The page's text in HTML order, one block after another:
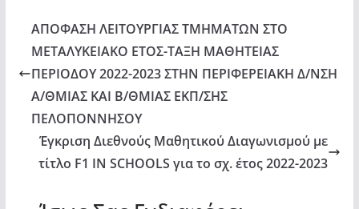
ΑΠΟΦΑΣΗ ΛΕΙΤΟΥΡΓΙΑΣ ΤΜΗΜΑΤΩΝ ΣΤΟ
ΜΕΤΑΛΥΚΕΙΑΚΟ ΕΤΟΣ-ΤΑΞΗ ΜΑΘΗΤΕΙΑΣ
ΠΕΡΙΟΔΟΥ 2022-2023 ΣΤΗΝ ΠΕΡΙΦΕΡΕΙΑΚΗ Δ/ΝΣΗ
Α/ΘΜΙΑΣ ΚΑΙ Β/ΘΜΙΑΣ ΕΚΠ/ΣΗΣ
ΠΕΛΟΠΟΝΝΗΣΟΥ
Έγκριση Διεθνούς Μαθητικού Διαγωνισμού με
τίτλο F1 IN SCHOOLS για το σχ. έτος 2022-2023